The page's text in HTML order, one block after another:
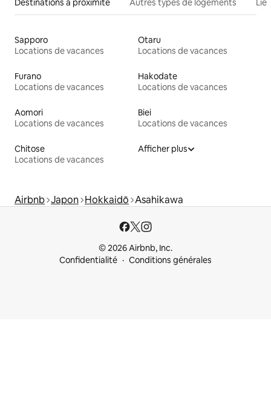
Sapporo
Locations de vacances
Otaru
Locations de vacances
Furano
Locations de vacances
Hakodate
Locations de vacances
Aomori
Locations de vacances
Biei
Locations de vacances
Chitose
Locations de vacances
Afficher plus
Airbnb Japon Hokkaidō Asahikawa
© 2026 Airbnb, Inc.
Confidentialité
Conditions générales